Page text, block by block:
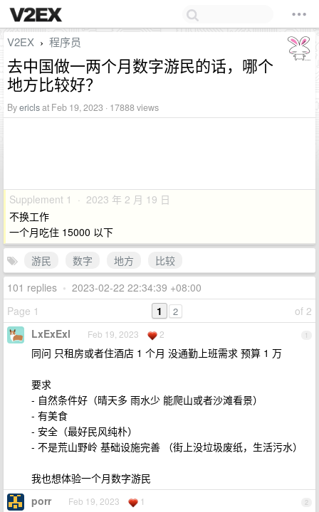
V2EX › 程序员
去中国做一两个月数字游民的话，哪个
地方比较好？
Byericlsat Feb 19, 2023 · 17888 views
Supplement 1 · 2023 年 2 月 19 日
不换工作
一个月吃住 15000 以下
游民
数字 地方
比较
101 replies • 2023-02-22 22:34:39 +08:00
Page 1
of 2
1 2
1
LxExExl Feb 19, 2023 2
同问 只租房或者住酒店 1 个月 没通勤上班需求 预算 1 万
要求
- 自然条件好（晴天多 雨水少 能爬山或者沙滩看景）
- 有美食
- 安全（最好民风纯朴）
- 不是荒山野岭 基础设施完善 （街上没垃圾废纸，生活污水）
我也想体验一个月数字游民
2
porr Feb 19, 2023 1